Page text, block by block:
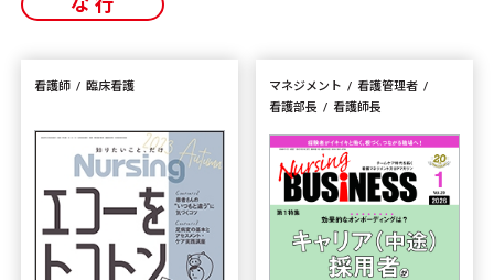
看護師 臨床看護 マネジメント
看護管理者
看護部長
看護師長